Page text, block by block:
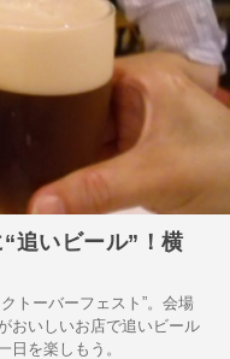
追いビール”！横
トーバーフェスト”。会場
おいしいお店で追いビール
日を楽しもう。